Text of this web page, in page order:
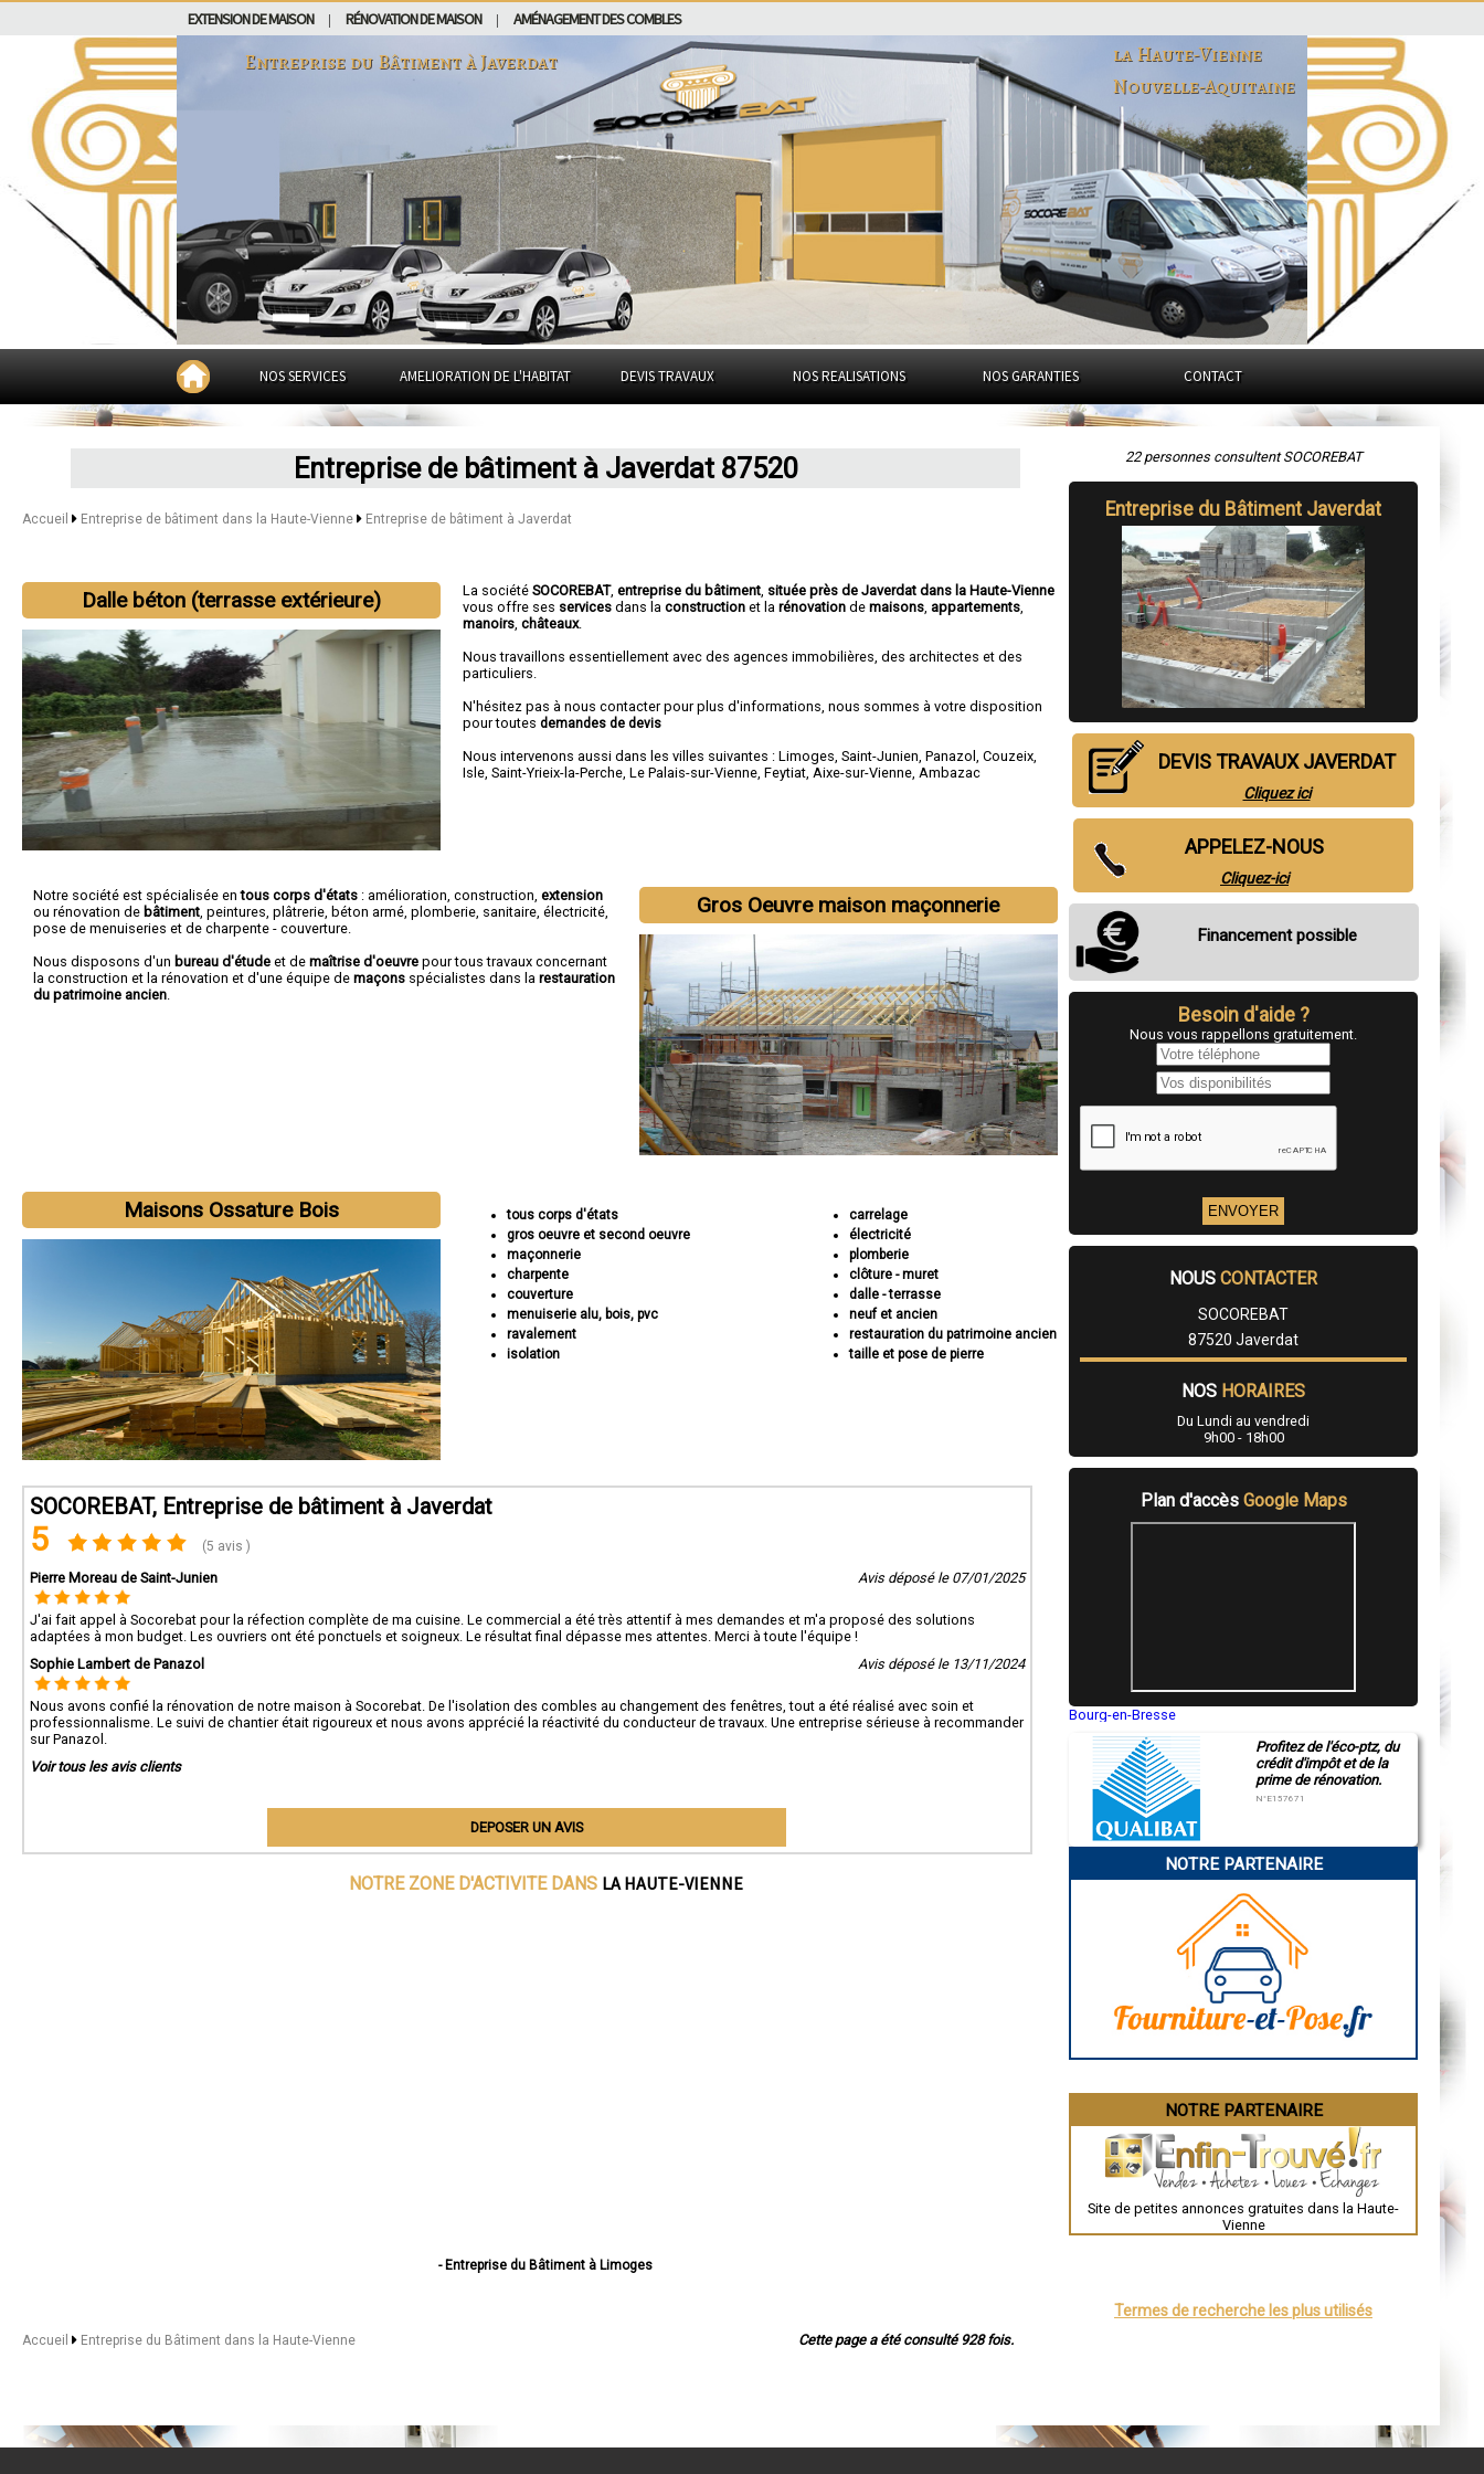
EXTENSION DE MAISON RÉNOVATION DE MAISON AMÉNAGEMENT DES COMBLES
Entreprise du Bâtiment àJaverdat
la Haute-Vienne
Nouvelle-Aquitaine
NOS SERVICES AMELIORATION DE L'HABITAT DEVIS TRAVAUX NOS REALISATIONS NOS GARANTIES CONTACT
Entreprise de bâtiment à Javerdat 87520
Accueil Entreprise de bâtiment dans la Haute-Vienne Entreprise de bâtiment à Javerdat
Dalle béton (terrasse extérieure) La sociétéSOCOREBAT,entreprise du bâtiment, située près de Javerdat dans la Haute-Vienne
vous offre ses services dans laconstruction et larénovation demaisons, appartements,
manoirs,châteaux.
Nous travaillons essentiellement avec des agences immobilières, des architectes et des
particuliers.
N'hésitez pas à nous contacter pour plus d'informations, nous sommes à votre disposition
pour toutesdemandes de devis
Nous intervenons aussi dans les villes suivantes :Limoges,Saint-Junien,Panazol,Couzeix,
Isle,Saint-Yrieix-la-Perche,Le Palais-sur-Vienne,Feytiat,Aixe-sur-Vienne,Ambazac
Gros Oeuvre maison maçonnerie
Notre société est spécialisée entous corps d'états : amélioration, construction, extension
ou rénovation de bâtiment, peintures, plâtrerie, béton armé, plomberie, sanitaire, électricité,
pose de menuiseries et de charpente - couverture.
Nous disposons d'un bureau d'étude et de maîtrise d'oeuvre pour tous travaux concernant
la construction et la rénovation et d'une équipe de maçons spécialistes dans la restauration
du patrimoine ancien.
Maisons Ossature Bois
tous corps d'états
gros oeuvre et second oeuvre
maçonnerie
charpente
couverture
menuiserie alu, bois, pvc
ravalement
isolation
carrelage
électricité
plomberie
clôture - muret
dalle - terrasse
neuf et ancien
restauration du patrimoine ancien
taille et pose de pierre
SOCOREBAT, Entreprise de bâtiment à Javerdat
5 (5 avis )
Pierre Moreau de Saint-Junien Avis déposé le 07/01/2025
J'ai fait appel à Socorebat pour la réfection complète de ma cuisine. Le commercial a été très attentif à mes demandes et m'a proposé des solutions
adaptées à mon budget. Les ouvriers ont été ponctuels et soigneux. Le résultat final dépasse mes attentes. Merci à toute l'équipe !
Sophie Lambert de Panazol
Avis déposé le 13/11/2024
Nous avons confié la rénovation de notre maison à Socorebat. De l'isolation des combles au changement des fenêtres, tout a été réalisé avec soin et
professionnalisme. Le suivi de chantier était rigoureux et nous avons apprécié la réactivité du conducteur de travaux. Une entreprise sérieuse à recommander
sur Panazol.
Voir tous les avis clients
DEPOSER UN AVIS
NOTRE ZONE D'ACTIVITE DANS LA HAUTE-VIENNE
- Entreprise du Bâtiment à Limoges
- Entreprise du Bâtiment à Aixe-sur-Vienne
- Entreprise du Bâtiment à Ambazac
Cette page a été consulté 928 fois.
Accueil Entreprise du Bâtiment dans la Haute-Vienne
22 personnes consultent SOCOREBAT
Entreprise du Bâtiment Javerdat
DEVIS TRAVAUX JAVERDAT
Cliquez ici
APPELEZ-NOUS
Cliquez-ici
Financement possible
Besoin d'aide ?
Nous vous rappellons gratuitement.
NOUS CONTACTER
SOCOREBAT
87520 Javerdat
NOS HORAIRES
Du Lundi au vendredi
9h00 - 18h00
Plan d'accès Google Maps
Bourg-en-Bresse
Montluçon
Manosque
Gap
Charleville-Mézières
Pamiers
Narbonne
Brive-la-Gaillarde
Guéret
Besançon
Évreux
Chartres
Nîmes
Auch
Grenoble
Orléans
Cahors
Profitez de l'éco-ptz, du
crédit d'impôt et de la
prime de rénovation.
N°E157671
NOTRE PARTENAIRE
NOTRE PARTENAIRE
Site de petites annonces gratuites dans la Haute-
Vienne
Termes de recherche les plus utilisés